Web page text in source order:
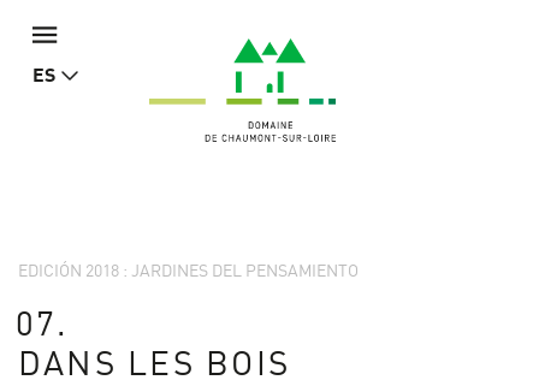
ES
EDICIÓN 2018 : JARDINES DEL PENSAMIENTO
07.
DANS LES BOIS